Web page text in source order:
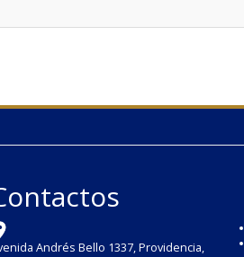
Andrés Bello 1337, Providencia,